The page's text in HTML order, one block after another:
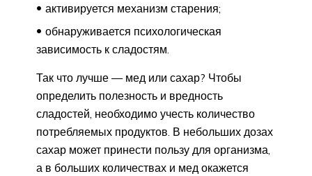
активируется механизм старения;
обнаруживается психологическая
зависимость к сладостям.
Так что лучше — мед или сахар? Чтобы
определить полезность и вредность
сладостей, необходимо учесть количество
потребляемых продуктов. В небольших дозах
сахар может принести пользу для организма,
а в больших количествах и мед окажется